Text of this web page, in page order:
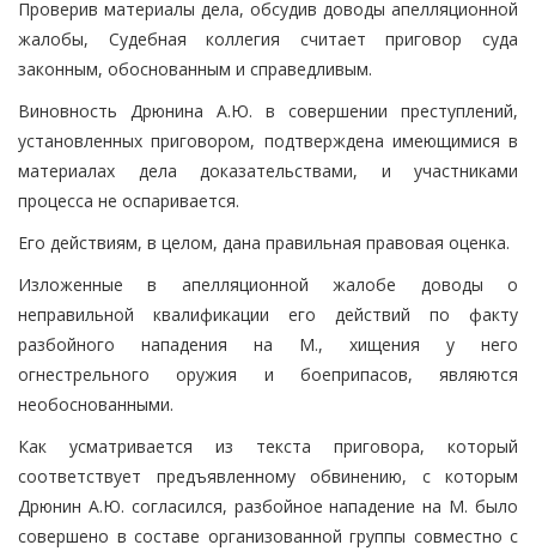
Проверив материалы дела, обсудив доводы апелляционной
жалобы, Судебная коллегия считает приговор суда
законным, обоснованным и справедливым.
Виновность Дрюнина А.Ю. в совершении преступлений,
установленных приговором, подтверждена имеющимися в
материалах дела доказательствами, и участниками
процесса не оспаривается.
Его действиям, в целом, дана правильная правовая оценка.
Изложенные в апелляционной жалобе доводы о
неправильной квалификации его действий по факту
разбойного нападения на М., хищения у него
огнестрельного оружия и боеприпасов, являются
необоснованными.
Как усматривается из текста приговора, который
соответствует предъявленному обвинению, с которым
Дрюнин А.Ю. согласился, разбойное нападение на М. было
совершено в составе организованной группы совместно с